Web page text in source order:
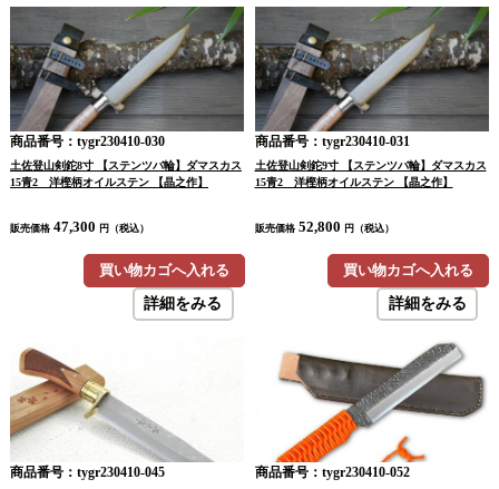
商品番号：tygr230410-030
土佐登山剣鉈8寸 【ステンツバ輪】ダマスカス
15青2 洋樫柄オイルステン 【晶之作】
販売価格 47,300 円（税込）
買い物カゴへ入れる
詳細をみる
商品番号：tygr230410-031
土佐登山剣鉈9寸 【ステンツバ輪】ダマスカス
15青2 洋樫柄オイルステン 【晶之作】
販売価格 52,800 円（税込）
買い物カゴへ入れる
詳細をみる
商品番号：tygr230410-045 商品番号：tygr230410-052